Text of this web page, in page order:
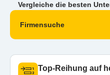
Vergleiche die besten
Firmensuche
Top-Reihung auf